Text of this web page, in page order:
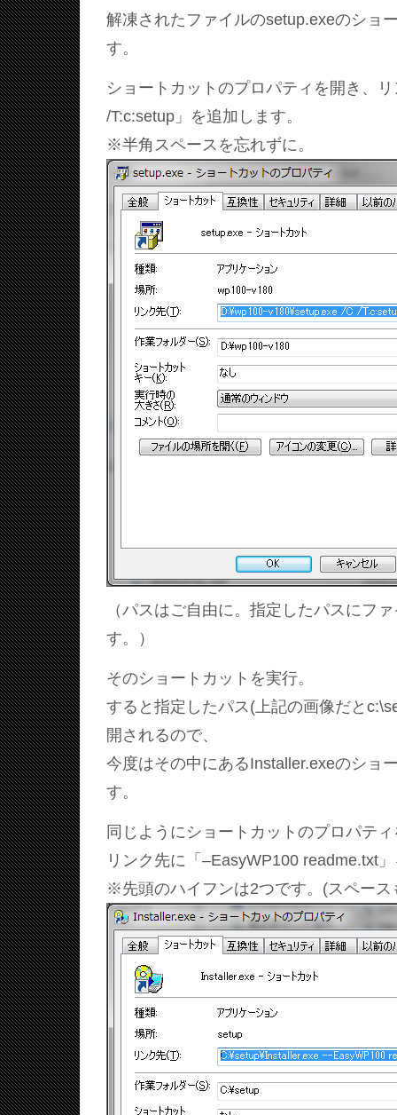
解凍されたファイルのsetup.exeのショ
す。
ショートカットのプロパティを開き、
/T:c:setup」を追加します。
※半角スペースを忘れずに。
（パスはご自由に。指定したパスにフ
す。）
そのショートカットを実行。
すると指定したパス(上記の画像だと
開されるので、
今度はその中にあるInstaller.exeのショ
す。
同じようにショートカットのプロパテ
リンク先に「–EasyWP100 readme.txt
※先頭のハイフンは2つです。(スペース